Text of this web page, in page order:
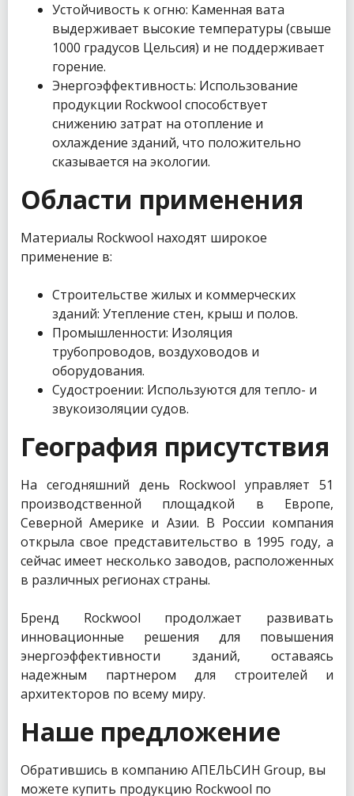
Устойчивость к огню: Каменная вата
выдерживает высокие температуры (свыше
1000 градусов Цельсия) и не поддерживает
горение.
Энергоэффективность: Использование
продукции Rockwool способствует
снижению затрат на отопление и
охлаждение зданий, что положительно
сказывается на экологии.
Области применения
Материалы Rockwool находят широкое
применение в:
Строительстве жилых и коммерческих
зданий: Утепление стен, крыш и полов.
Промышленности: Изоляция
трубопроводов, воздуховодов и
оборудования.
Судостроении: Используются для тепло- и
звукоизоляции судов.
География присутствия
На сегодняшний день Rockwool управляет 51
производственной площадкой в Европе,
Северной Америке и Азии. В России компания
открыла свое представительство в 1995 году, а
сейчас имеет несколько заводов, расположенных
в различных регионах страны.
Бренд Rockwool продолжает развивать
инновационные решения для повышения
энергоэффективности зданий, оставаясь
надежным партнером для строителей и
архитекторов по всему миру.
Наше предложение
Обратившись в компанию АПЕЛЬСИН Group, вы
можете купить продукцию Rockwool по